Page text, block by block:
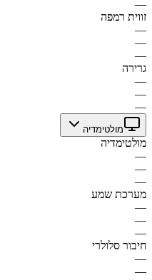
—
זווית רמפה
—
—
—
גרירה
—
—
—
מולטימדיה
מולטימדיה
—
—
—
מערכת שמע
—
—
—
חיבור סלולרי
—
—